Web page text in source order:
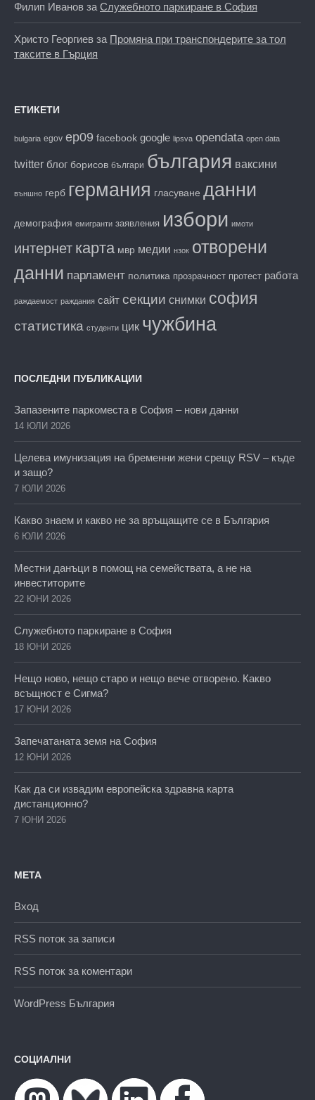
Филип Иванов заСлужебното паркиране в София
Христо Георгиев за Промяна при транспондерите за тол
таксите в Гърция
ЕТИКЕТИ
bulgaria egov ep09 facebook google lipsva opendata open data
twitter блог борисов българи българия ваксини
външно герб германия гласуване данни
демография емигранти заявления избори имоти
интернет карта мвр медии нзок отворени
данни парламент политика прозрачност протест работа
раждаемост раждания сайт секции снимки софия
статистика студенти цик чужбина
ПОСЛЕДНИ ПУБЛИКАЦИИ
Запазените паркоместа в София – нови данни
14 ЮЛИ 2026
Целева имунизация на бременни жени срещу RSV – къде
и защо?
7 ЮЛИ 2026
Какво знаем и какво не за връщащите се в България
6 ЮЛИ 2026
Местни данъци в помощ на семействата, а не на
инвеститорите
22 ЮНИ 2026
Служебното паркиране в София
18 ЮНИ 2026
Нещо ново, нещо старо и нещо вече отворено. Какво
всъщност е Сигма?
17 ЮНИ 2026
Запечатаната земя на София
12 ЮНИ 2026
Как да си извадим европейска здравна карта
дистанционно?
7 ЮНИ 2026
МЕТА
Вход
RSS поток за записи
RSS поток за коментари
WordPress България
СОЦИАЛНИ